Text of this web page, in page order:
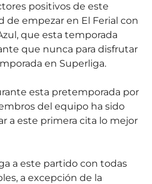
positivos de este
de empezar en El Ferial con
que esta temporada
que nunca para disfrutar
en Superliga.
esta pretemporada por
del equipo ha sido
a este primera cita lo mejor
a este partido con todas
a excepción de la